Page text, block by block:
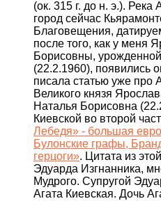
(ок. 315 г. до н. э.).
город сейчас
Благовещения,
после того, как у меня
Борисовны,
(22.2.1960), появились
писала статью уже про
Великого князя
Наталья Борисовна
Киевской во второй
Лебедя» - большая
Булонские графы,
герцоги». Цитата из
Эдуарда Изгнанника,
Мудрого. Супругой
Агата Киевская. Дочь